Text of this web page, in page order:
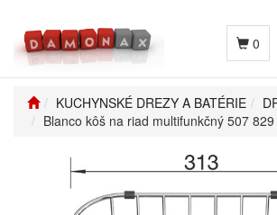
0
KUCHYNSKÉ DREZY A BATÉRIE
Blanco kôš na riad multifunkčný 507 829